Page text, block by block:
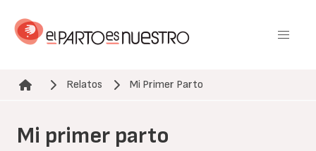
contenido
Ruta de navegación
Relatos Mi Primer Parto
Mi primer parto